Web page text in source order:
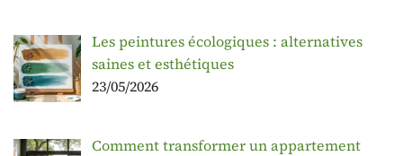
Les peintures écologiques : alternatives
saines et esthétiques
23/05/2026
Comment transformer un appartement